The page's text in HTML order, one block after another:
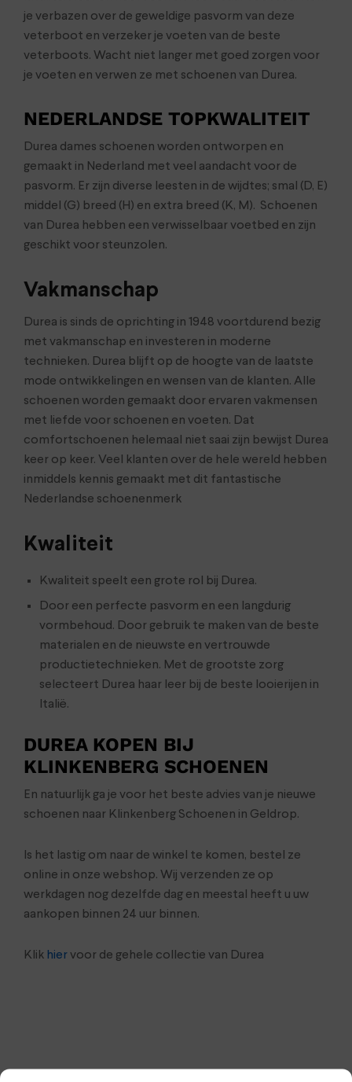
je verbazen over de geweldige pasvorm van deze
veterboot en verzeker je voeten van de beste
veterboots. Wacht niet langer met goed zorgen voor
je voeten en verwen ze met schoenen van Durea.
NEDERLANDSE TOPKWALITEIT
Durea dames schoenen worden ontworpen en
gemaakt in Nederland met veel aandacht voor de
pasvorm. Er zijn diverse leesten in de wijdtes; smal (D, E)
middel (G) breed (H) en extra breed (K, M). Schoenen
van Durea hebben een verwisselbaar voetbed en zijn
geschikt voor steunzolen.
Vakmanschap
Durea is sinds de oprichting in 1948 voortdurend bezig
met vakmanschap en investeren in moderne
technieken. Durea blijft op de hoogte van de laatste
mode ontwikkelingen en wensen van de klanten. Alle
schoenen worden gemaakt door ervaren vakmensen
met liefde voor schoenen en voeten. Dat
comfortschoenen helemaal niet saai zijn bewijst Durea
keer op keer. Veel klanten over de hele wereld hebben
inmiddels kennis gemaakt met dit fantastische
Nederlandse schoenenmerk
Kwaliteit
Kwaliteit speelt een grote rol bij Durea.
Door een perfecte pasvorm en een langdurig
vormbehoud. Door gebruik te maken van de beste
materialen en de nieuwste en vertrouwde
productietechnieken. Met de grootste zorg
selecteert Durea haar leer bij de beste looierijen in
Italië.
DUREA KOPEN BIJ
KLINKENBERG SCHOENEN
En natuurlijk ga je voor het beste advies van je nieuwe
schoenen naar Klinkenberg Schoenen in Geldrop.
Is het lastig om naar de winkel te komen, bestel ze
online in onze webshop. Wij verzenden ze op
werkdagen nog dezelfde dag en meestal heeft u uw
aankopen binnen 24 uur binnen.
Klik hiervoor de gehele collectie van Durea